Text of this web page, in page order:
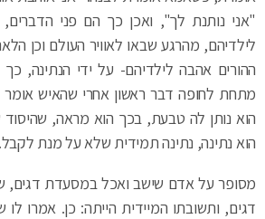
"אני נותנת לך", ואכן כך הם פני הדברים,
לילדיהם, מהרגע שבאו לאוויר העולם וכן
ההורים אהבה לילדיהם- על ידי הנתינה,
מתחת לחופה דבר ראשון אחרי שהאיש
הוא נותן לה טבעת, בכך הוא מראה,
הוא נתינה, נתינה תמידית שלא על מנת לקבל.
מסופר על אדם שישב ואכל במסעדת דגים,
דגים, ותשובתו המיידית הייתה: כן. אמרו